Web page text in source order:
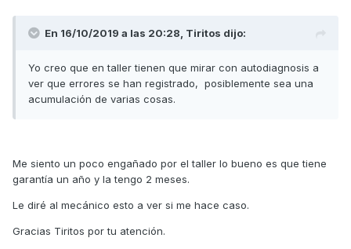
En 16/10/2019 a las 20:28, Tiritos dijo:
Yo creo que en taller tienen que mirar con autodiagnosis a
ver que errores se han registrado, posiblemente sea una
acumulación de varias cosas.
Me siento un poco engañado por el taller lo bueno es que tiene
garantía un año y la tengo 2 meses.
Le diré al mecánico esto a ver si me hace caso.
Gracias Tiritos por tu atención.